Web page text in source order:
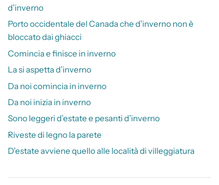
d’inverno
Porto occidentale del Canada che d’inverno non è
bloccato dai ghiacci
Comincia e finisce in inverno
La si aspetta d’inverno
Da noi comincia in inverno
Da noi inizia in inverno
Sono leggeri d’estate e pesanti d’inverno
Riveste di legno la parete
D’estate avviene quello alle località di villeggiatura